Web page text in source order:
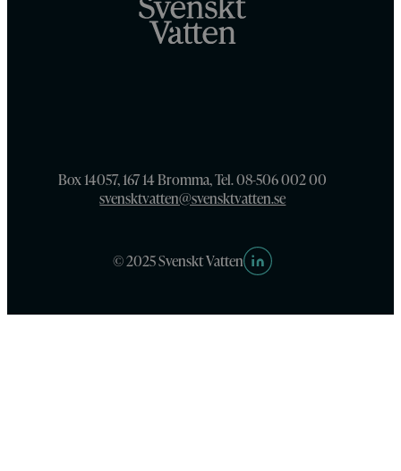
Box 14057, 167 14 Bromma, Tel. 08-506 002 00
svensktvatten@svensktvatten.se
© 2025 Svenskt Vatten